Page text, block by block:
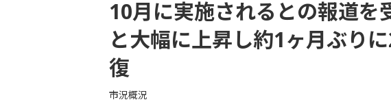
10月に実施されるとの報道を
と大幅に上昇し約1ヶ月ぶり
復
市況概況